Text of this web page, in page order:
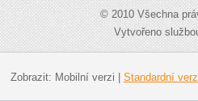
© 2010 Všechna
Vytvořeno
Zobrazit: Mobilní verzi Standardní